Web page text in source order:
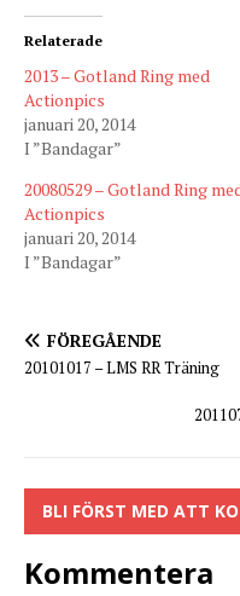
Relaterade
2013 – Gotland Ring med
Actionpics
januari 20, 2014
I ”Bandagar”
20080529 – Gotland Ring
Actionpics
januari 20, 2014
I ”Bandagar”
FÖREGÅENDE
20101017 – LMS RR Träning
BLI FÖRST MED ATT
Kommentera